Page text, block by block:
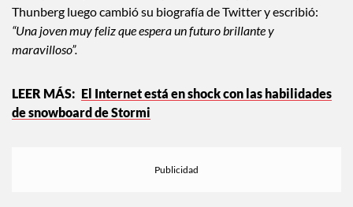
que espera un futuro brillante y maravilloso. ¡Qué lindo ver eso!”
Thunberg luego cambió su biografía de Twitter y escribió:
“Una joven muy feliz que espera un futuro brillante y
El Internet está en shock con las habilidades